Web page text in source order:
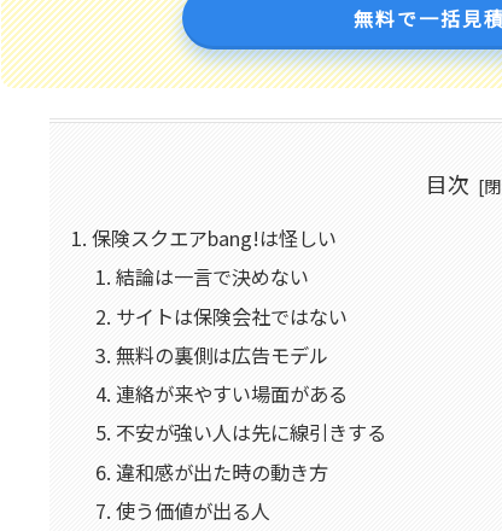
無料で一括見
目次
保険スクエアbang!は怪しい
結論は一言で決めない
サイトは保険会社ではない
無料の裏側は広告モデル
連絡が来やすい場面がある
不安が強い人は先に線引きする
違和感が出た時の動き方
使う価値が出る人